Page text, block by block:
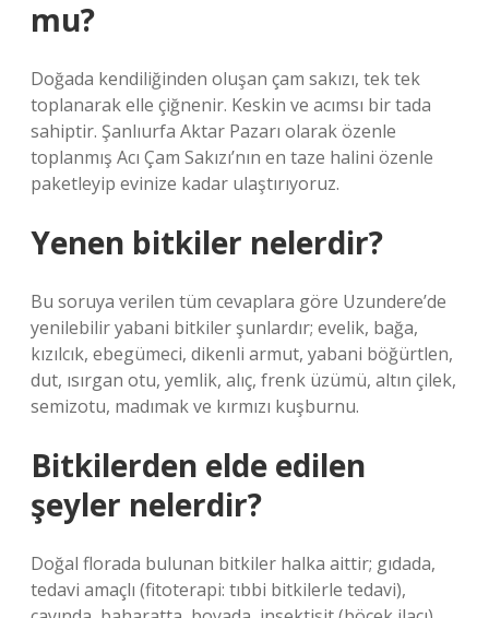
mu?
Doğada kendiliğinden oluşan çam sakızı, tek tek
toplanarak elle çiğnenir. Keskin ve acımsı bir tada
sahiptir. Şanlıurfa Aktar Pazarı olarak özenle
toplanmış Acı Çam Sakızı’nın en taze halini özenle
paketleyip evinize kadar ulaştırıyoruz.
Yenen bitkiler nelerdir?
Bu soruya verilen tüm cevaplara göre Uzundere’de
yenilebilir yabani bitkiler şunlardır; evelik, bağa,
kızılcık, ebegümeci, dikenli armut, yabani böğürtlen,
dut, ısırgan otu, yemlik, alıç, frenk üzümü, altın çilek,
semizotu, madımak ve kırmızı kuşburnu.
Bitkilerden elde edilen
şeyler nelerdir?
Doğal florada bulunan bitkiler halka aittir; gıdada,
tedavi amaçlı (fitoterapi: tıbbi bitkilerle tedavi),